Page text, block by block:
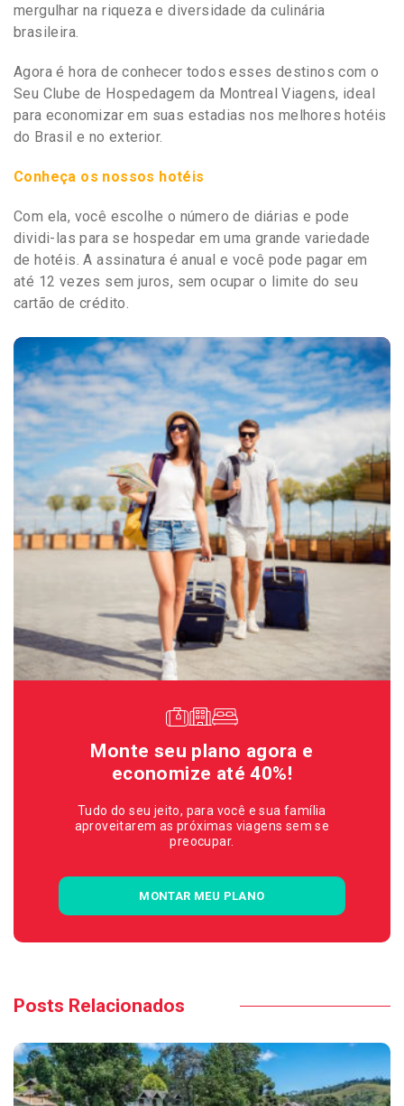
mergulhar na riqueza e diversidade da culinária
brasileira.
Agora é hora de conhecer todos esses destinos com o
Seu Clube de Hospedagem da Montreal Viagens, ideal
para economizar em suas estadias nos melhores hotéis
do Brasil e no exterior.
Conheça os nossos hotéis
Com ela, você escolhe o número de diárias e pode
dividi-las para se hospedar em uma grande variedade
de hotéis. A assinatura é anual e você pode pagar em
até 12 vezes sem juros, sem ocupar o limite do seu
cartão de crédito.
Monte seu plano agora e
economize até 40%!
Tudo do seu jeito, para você e sua família
aproveitarem as próximas viagens sem se
preocupar.
MONTAR MEU PLANO
Posts Relacionados